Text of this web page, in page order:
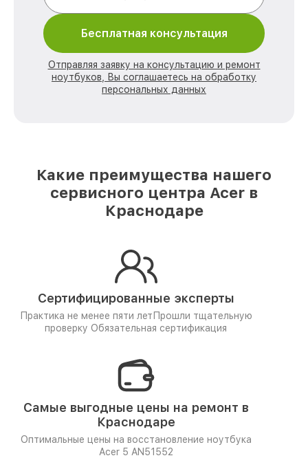
Бесплатная консультация
Отправляя заявку на консультацию и ремонт
ноутбуков, Вы соглашаетесь на обработку
персональных данных
Какие преимущества нашего
сервисного центра Acer в
Краснодаре
Сертифицированные эксперты
Практика не менее пяти лет Прошли тщательную
проверку Обязательная сертификация
Самые выгодные цены на ремонт в
Краснодаре
Оптимальные цены на восстановление ноутбука
Acer 5 AN51552